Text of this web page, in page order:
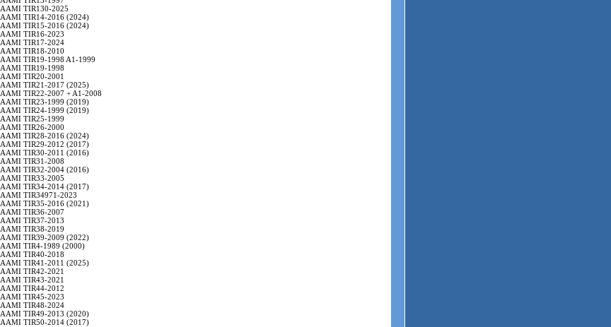
AAMI TIR130-2025
AAMI TIR14-2016 (2024)
AAMI TIR15-2016 (2024)
AAMI TIR16-2023
AAMI TIR17-2024
AAMI TIR18-2010
AAMI TIR19-1998 A1-1999
AAMI TIR19-1998
AAMI TIR20-2001
AAMI TIR21-2017 (2025)
AAMI TIR22-2007 + A1-2008
AAMI TIR23-1999 (2019)
AAMI TIR24-1999 (2019)
AAMI TIR25-1999
AAMI TIR26-2000
AAMI TIR28-2016 (2024)
AAMI TIR29-2012 (2017)
AAMI TIR30-2011 (2016)
AAMI TIR31-2008
AAMI TIR32-2004 (2016)
AAMI TIR33-2005
AAMI TIR34-2014 (2017)
AAMI TIR34971-2023
AAMI TIR35-2016 (2021)
AAMI TIR36-2007
AAMI TIR37-2013
AAMI TIR38-2019
AAMI TIR39-2009 (2022)
AAMI TIR4-1989 (2000)
AAMI TIR40-2018
AAMI TIR41-2011 (2025)
AAMI TIR42-2021
AAMI TIR43-2021
AAMI TIR44-2012
AAMI TIR45-2023
AAMI TIR48-2024
AAMI TIR49-2013 (2020)
AAMI TIR50-2014 (2017)